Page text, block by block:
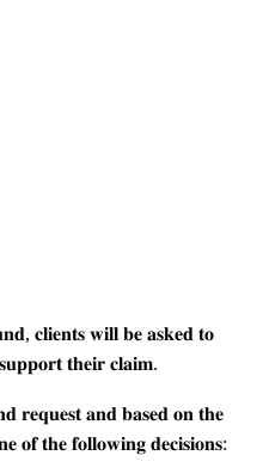
𝐜𝐥𝐢𝐞𝐧𝐭𝐬 𝐰𝐢𝐥𝐥 𝐛𝐞 𝐚𝐬𝐤𝐞𝐝 𝐭𝐨
𝐭𝐡𝐞𝐢𝐫 𝐜𝐥𝐚𝐢𝐦.
𝐫𝐞𝐪𝐮𝐞𝐬𝐭 𝐚𝐧𝐝 𝐛𝐚𝐬𝐞𝐝 𝐨𝐧 𝐭𝐡𝐞
𝐨𝐟 𝐭𝐡𝐞 𝐟𝐨𝐥𝐥𝐨𝐰𝐢𝐧𝐠 𝐝𝐞𝐜𝐢𝐬𝐢𝐨𝐧𝐬: